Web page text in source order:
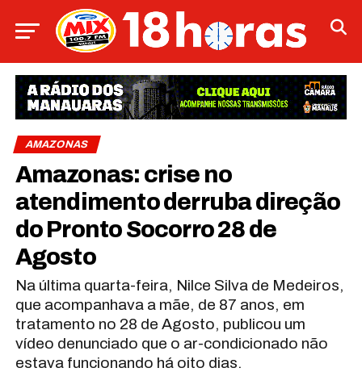
AMAZONAS
Amazonas: crise no
atendimento derruba direção
do Pronto Socorro 28 de
Agosto
Na última quarta-feira, Nilce Silva de Medeiros,
que acompanhava a mãe, de 87 anos, em
tratamento no 28 de Agosto, publicou um
vídeo denunciado que o ar-condicionado não
estava funcionando há oito dias.